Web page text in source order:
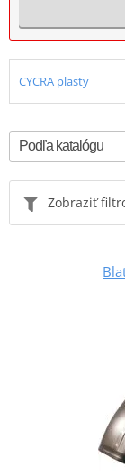
CYCRA plasty
Zobraziť